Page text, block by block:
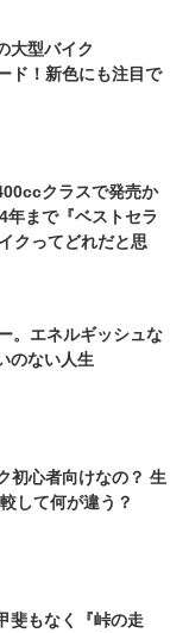
大型バイク
ド！新色にも注目で
クラスで発売か
まで『ベストセラ
クってどれだと思
。エネルギッシュな
のない人生
初心者向けなの？ 生
して何が違う？
斐もなく『峠の走